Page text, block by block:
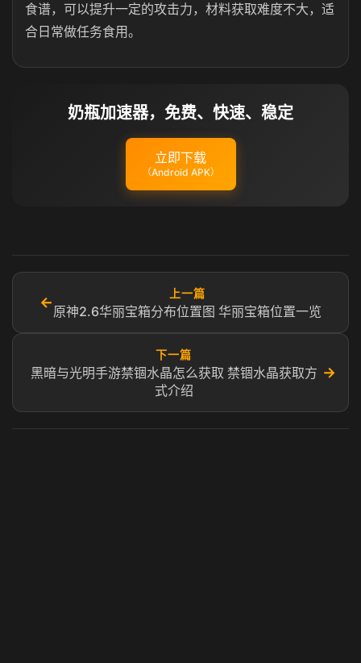
食谱，可以提升一定的攻击力，材料获取难度不大，适
合日常做任务食用。
奶瓶加速器，免费、快速、稳定
立即下载
（Android APK）
←
上一篇
原神2.6华丽宝箱分布位置图 华丽宝箱位置一览
下一篇
黑暗与光明手游禁锢水晶怎么获取 禁锢水晶获取方
式介绍
→